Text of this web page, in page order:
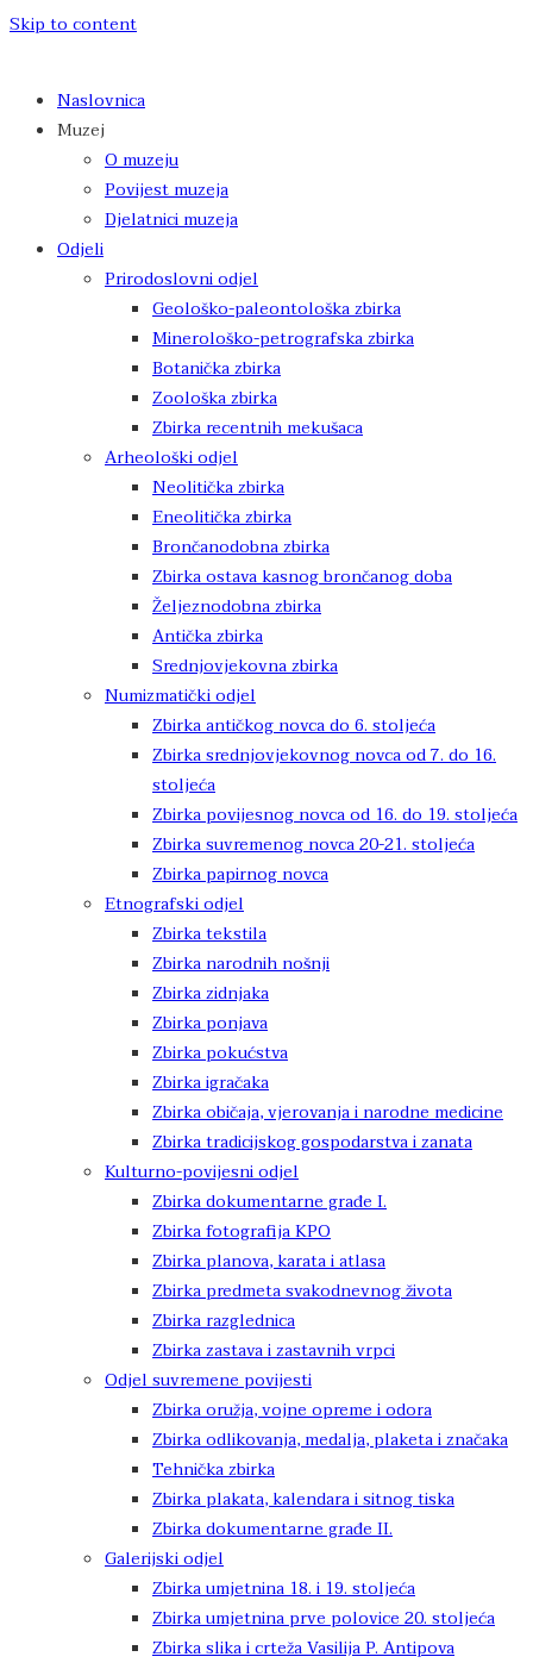
Skip to content
Naslovnica
Muzej
O muzeju
Povijest muzeja
Djelatnici muzeja
Odjeli
Prirodoslovni odjel
Geološko-paleontološka zbirka
Minerološko-petrografska zbirka
Botanička zbirka
Zoološka zbirka
Zbirka recentnih mekušaca
Arheološki odjel
Neolitička zbirka
Eneolitička zbirka
Brončanodobna zbirka
Zbirka ostava kasnog brončanog doba
Željeznodobna zbirka
Antička zbirka
Srednjovjekovna zbirka
Numizmatički odjel
Zbirka antičkog novca do 6. stoljeća
Zbirka srednjovjekovnog novca od 7. do 16.
stoljeća
Zbirka povijesnog novca od 16. do 19. stoljeća
Zbirka suvremenog novca 20-21. stoljeća
Zbirka papirnog novca
Etnografski odjel
Zbirka tekstila
Zbirka narodnih nošnji
Zbirka zidnjaka
Zbirka ponjava
Zbirka pokućstva
Zbirka igračaka
Zbirka običaja, vjerovanja i narodne medicine
Zbirka tradicijskog gospodarstva i zanata
Kulturno-povijesni odjel
Zbirka dokumentarne građe I.
Zbirka fotografija KPO
Zbirka planova, karata i atlasa
Zbirka predmeta svakodnevnog života
Zbirka razglednica
Zbirka zastava i zastavnih vrpci
Odjel suvremene povijesti
Zbirka oružja, vojne opreme i odora
Zbirka odlikovanja, medalja, plaketa i značaka
Tehnička zbirka
Zbirka plakata, kalendara i sitnog tiska
Zbirka dokumentarne građe II.
Galerijski odjel
Zbirka umjetnina 18. i 19. stoljeća
Zbirka umjetnina prve polovice 20. stoljeća
Zbirka slika i crteža Vasilija P. Antipova